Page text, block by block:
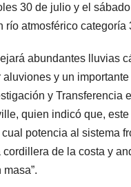
30 de julio y el
río atmosférico categoría
abundantes lluvias
aluviones y un
y Transferencia
quien indicó que,
potencia al sistema
de la costa y